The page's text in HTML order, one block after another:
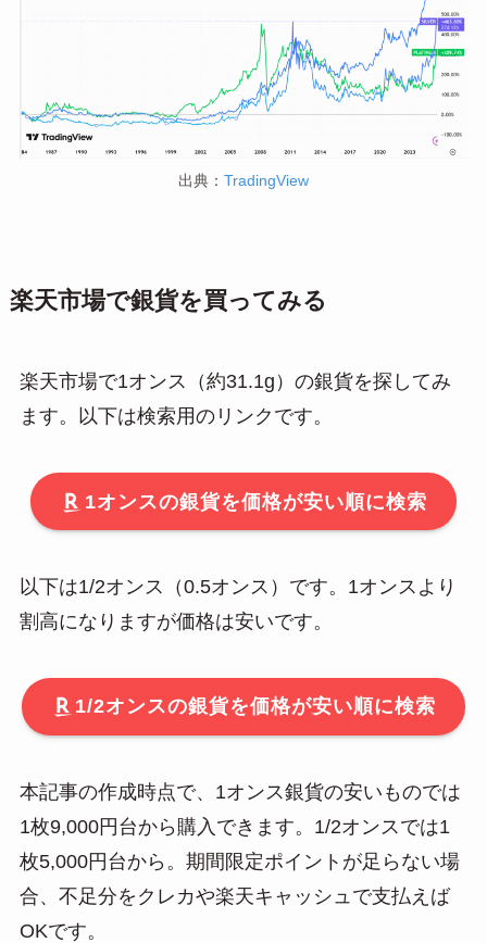
出典： TradingView
楽天市場で銀貨を買ってみる
楽天市場で1オンス（約31.1g）の銀貨を探してみ
ます。以下は検索用のリンクです。
1オンスの銀貨を価格が安い順に検索
以下は1/2オンス（0.5オンス）です。1オンスより
割高になりますが価格は安いです。
1/2オンスの銀貨を価格が安い順に検索
本記事の作成時点で、1オンス銀貨の安いものでは
1枚9,000円台から購入できます。1/2オンスでは1
枚5,000円台から。期間限定ポイントが足らない場
合、不足分をクレカや楽天キャッシュで支払えば
OKです。